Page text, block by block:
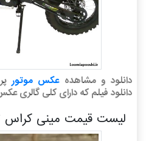
دانلود و مشاهدهعکس موتور
دانلود فیلم که دارای کلی گالری
لیست قیمت مینی کراس